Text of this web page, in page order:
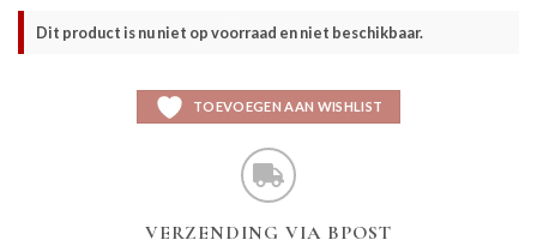
Dit product is nu niet op voorraad en niet beschikbaar.
TOEVOEGEN AAN WISHLIST
VERZENDING VIA BPOST